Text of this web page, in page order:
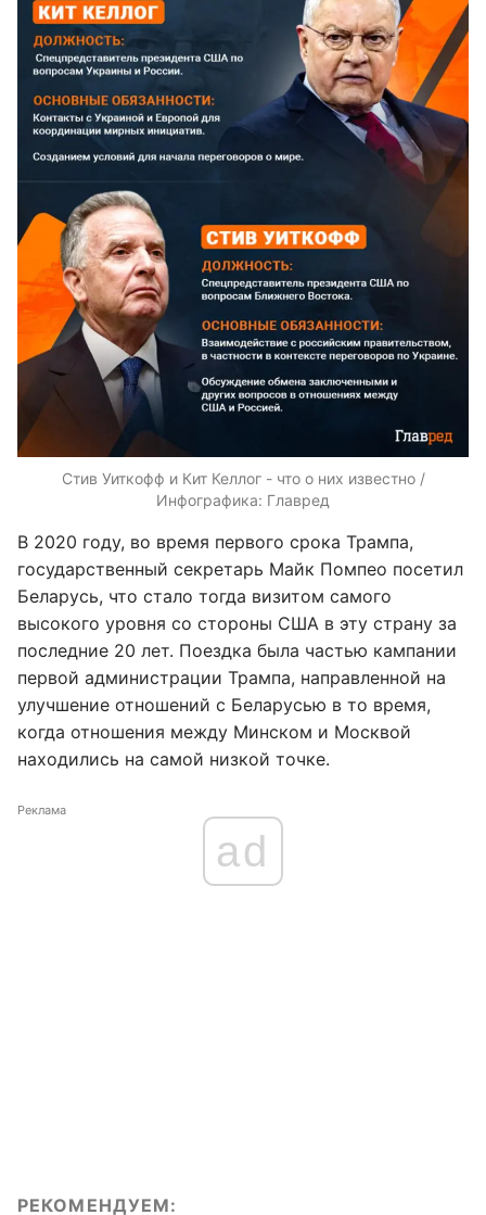
Стив Уиткофф и Кит Келлог - что о них известно /
Инфографика: Главред
В 2020 году, во время первого срока Трампа,
государственный секретарь Майк Помпео посетил
Беларусь, что стало тогда визитом самого
высокого уровня со стороны США в эту страну за
последние 20 лет. Поездка была частью кампании
первой администрации Трампа, направленной на
улучшение отношений с Беларусью в то время,
когда отношения между Минском и Москвой
находились на самой низкой точке.
Реклама
ad
РЕКОМЕНДУЕМ: